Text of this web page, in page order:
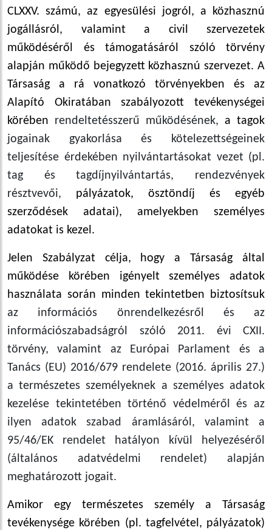
CLXXV. számú, az egyesülési jogról, a közhasznú
jogállásról, valamint a civil szervezetek
működéséről és támogatásáról szóló törvény
alapján működő bejegyzett közhasznú szervezet. A
Társaság a rá vonatkozó törvényekben és az
Alapító Okiratában szabályozott tevékenységei
körében rendeltetésszerű működésének, a tagok
jogainak gyakorlása és kötelezettségeinek
teljesítése érdekében nyilvántartásokat vezet (pl.
tag és tagdíjnyilvántartás, rendezvények
résztvevői, pályázatok, ösztöndíj és egyéb
szerződések adatai), amelyekben személyes
adatokat is kezel.
Jelen Szabályzat célja, hogy a Társaság által
működése körében igényelt személyes adatok
használata során minden tekintetben biztosítsuk
az információs önrendelkezésről és az
információszabadságról szóló 2011. évi CXII.
törvény, valamint az Európai Parlament és a
Tanács (EU) 2016/679 rendelete (2016. április 27.)
a természetes személyeknek a személyes adatok
kezelése tekintetében történő védelméről és az
ilyen adatok szabad áramlásáról, valamint a
95/46/EK rendelet hatályon kívül helyezéséről
(általános adatvédelmi rendelet) alapján
meghatározott jogait.
Amikor egy természetes személy a Társaság
tevékenysége körében (pl. tagfelvétel, pályázatok)